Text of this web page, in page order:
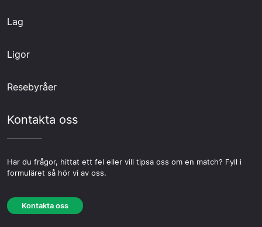
Lag
Ligor
Resebyråer
Kontakta oss
Har du frågor, hittat ett fel eller vill tipsa oss om en match? Fyll i
formuläret så hör vi av oss.
Kontakta oss